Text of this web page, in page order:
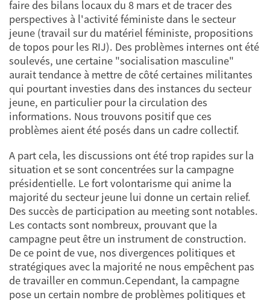
faire des bilans locaux du 8 mars et de tracer des
perspectives à l'activité féministe dans le secteur
jeune (travail sur du matériel féministe, propositions
de topos pour les RIJ). Des problèmes internes ont été
soulevés, une certaine "socialisation masculine"
aurait tendance à mettre de côté certaines militantes
qui pourtant investies dans des instances du secteur
jeune, en particulier pour la circulation des
informations. Nous trouvons positif que ces
problèmes aient été posés dans un cadre collectif.
A part cela, les discussions ont été trop rapides sur la
situation et se sont concentrées sur la campagne
présidentielle. Le fort volontarisme qui anime la
majorité du secteur jeune lui donne un certain relief.
Des succès de participation au meeting sont notables.
Les contacts sont nombreux, prouvant que la
campagne peut être un instrument de construction.
De ce point de vue, nos divergences politiques et
stratégiques avec la majorité ne nous empêchent pas
de travailler en commun.Cependant, la campagne
pose un certain nombre de problèmes politiques et